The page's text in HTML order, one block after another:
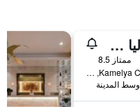
كاميليا فوليا هوتل -سشامامل جميع الخدمات
ممتاز 8.5
Kamelya Caddesi Colakli, سيد, تركيا